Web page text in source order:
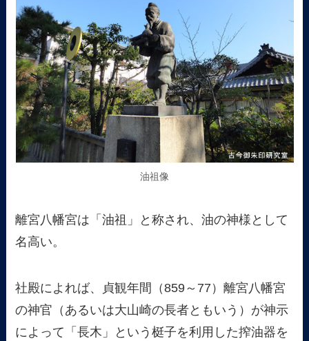
油祖像
離宮八幡宮は「油祖」と称され、油の神様として
名高い。
社殿によれば、貞観年間（859～77）離宮八幡宮
の神官（あるいは大山崎の長者ともいう）が神示
によって「長木」という梃子を利用した搾油器を